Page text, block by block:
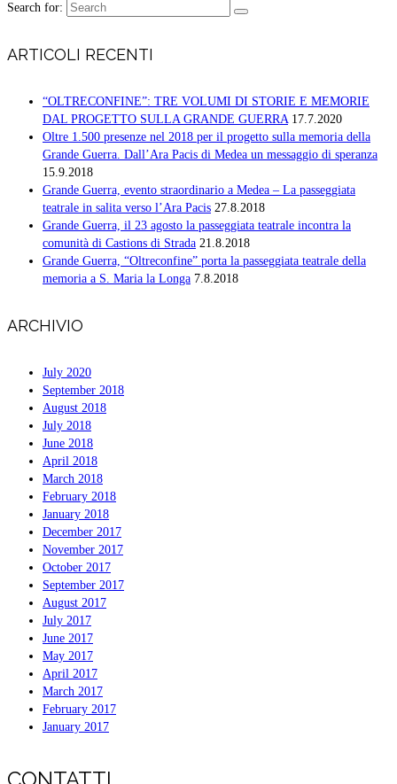
Search for:
ARTICOLI RECENTI
“OLTRECONFINE”: TRE VOLUMI DI STORIE E MEMORIE
DAL PROGETTO SULLA GRANDE GUERRA 17.7.2020
Oltre 1.500 presenze nel 2018 per il progetto sulla memoria della
Grande Guerra. Dall’Ara Pacis di Medea un messaggio di speranza
15.9.2018
Grande Guerra, evento straordinario a Medea – La passeggiata
teatrale in salita verso l’Ara Pacis 27.8.2018
Grande Guerra, il 23 agosto la passeggiata teatrale incontra la
comunità di Castions di Strada 21.8.2018
Grande Guerra, “Oltreconfine” porta la passeggiata teatrale della
memoria a S. Maria la Longa 7.8.2018
ARCHIVIO
July 2020
September 2018
August 2018
July 2018
June 2018
April 2018
March 2018
February 2018
January 2018
December 2017
November 2017
October 2017
September 2017
August 2017
July 2017
June 2017
May 2017
April 2017
March 2017
February 2017
January 2017